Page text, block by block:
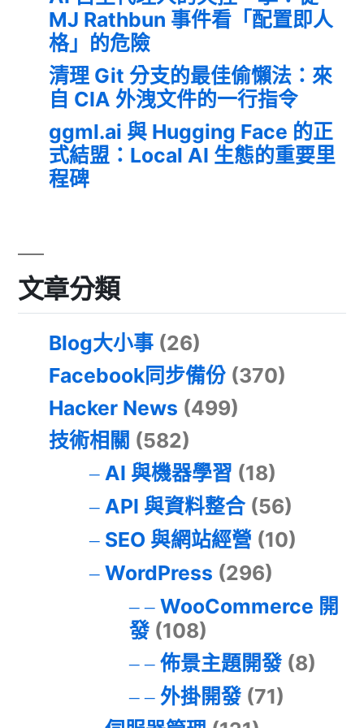
MJ Rathbun 事件看「配置即人
格」的危險
清理 Git 分支的最佳偷懶法：來
自 CIA 外洩文件的一行指令
ggml.ai 與 Hugging Face 的正
式結盟：Local AI 生態的重要里
程碑
文章分類
Blog大小事 (26)
Facebook同步備份 (370)
Hacker News (499)
技術相關 (582)
AI 與機器學習 (18)
API 與資料整合(56)
SEO 與網站經營 (10)
WordPress (296)
WooCommerce 開
發(108)
佈景主題開發(8)
外掛開發(71)